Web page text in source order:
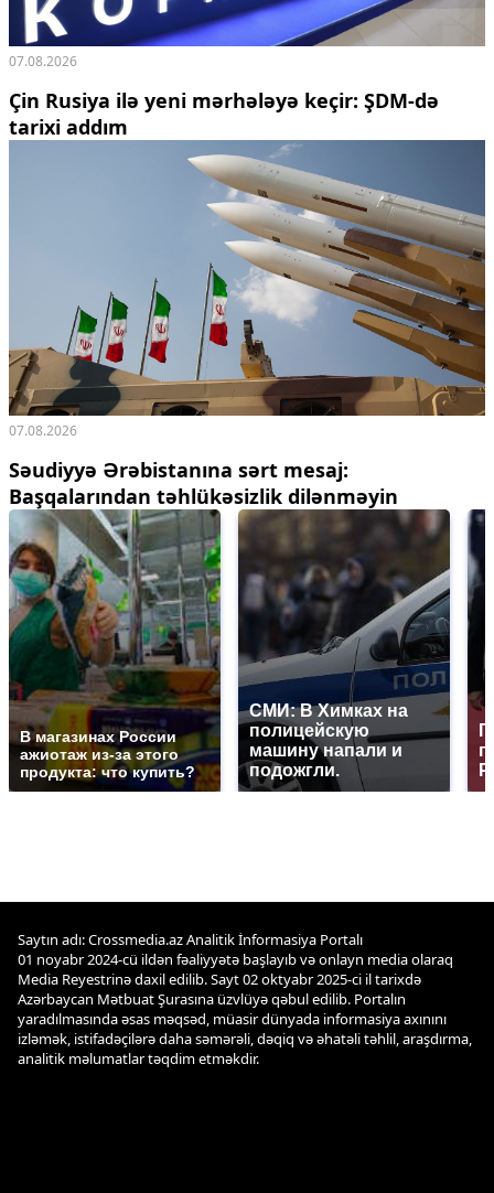
07.08.2026
Çin Rusiya ilə yeni mərhələyə keçir: ŞDM-də
tarixi addım
07.08.2026
Səudiyyə Ərəbistanına sərt mesaj:
Başqalarından təhlükəsizlik dilənməyin
В магазинах России
ажиотаж из-за этого
продукта: что купить?
СМИ: В Химках на
полицейскую
машину напали и
подожгли.
Saytın adı: Crossmedia.az Analitik İnformasiya Portalı
01 noyabr 2024-cü ildən fəaliyyətə başlayıb və onlayn media olaraq
Media Reyestrinə daxil edilib. Sayt 02 oktyabr 2025-ci il tarixdə
Azərbaycan Mətbuat Şurasına üzvlüyə qəbul edilib. Portalın
yaradılmasında əsas məqsəd, müasir dünyada informasiya axınını
izləmək, istifadəçilərə daha səmərəli, dəqiq və əhatəli təhlil, araşdırma,
analitik məlumatlar təqdim etməkdir.